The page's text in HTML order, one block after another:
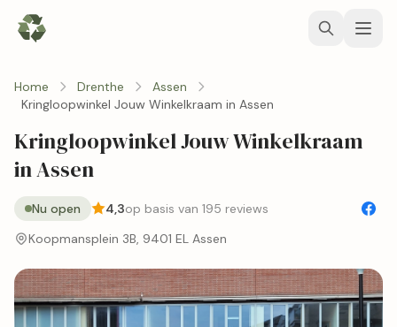
Home Drenthe
Assen
Kringloopwinkel Jouw Winkelkraam in Assen
Kringloopwinkel Jouw Winkelkraam
in Assen
Nu open 4,3op basis van 195 reviews
Koopmansplein 3B, 9401 EL Assen